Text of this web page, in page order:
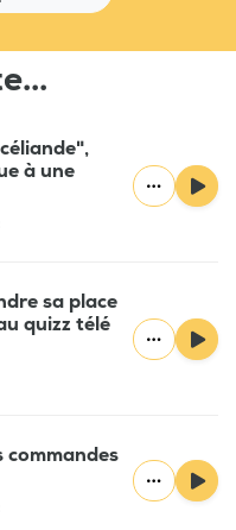
à une
sa place
quizz télé
commandes